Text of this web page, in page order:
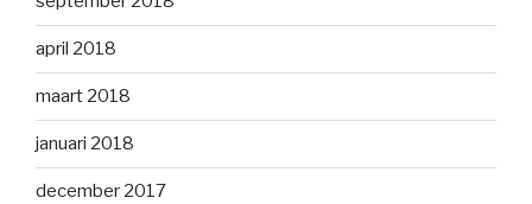
april 2018
maart 2018
januari 2018
december 2017